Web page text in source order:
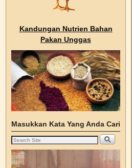
Kandungan Nutrien Bahan
Pakan Unggas
Masukkan Kata Yang Anda Cari